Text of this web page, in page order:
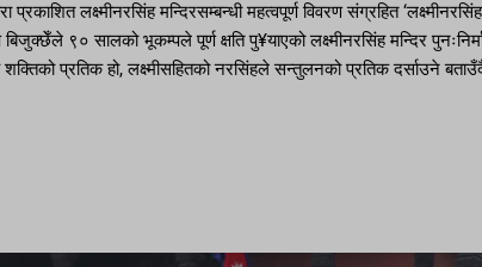
प्रकाशित लक्ष्मीनरसिंह मन्दिरसम्बन्धी महत्वपूर्ण विवरण संग्रहित
९० सालको भूकम्पले पूर्ण क्षति पु¥याएको लक्ष्मीनरसिंह मन्दिर
प्रतिक हो, लक्ष्मीसहितको नरसिंहले सन्तुलनको प्रतिक दर्साउने